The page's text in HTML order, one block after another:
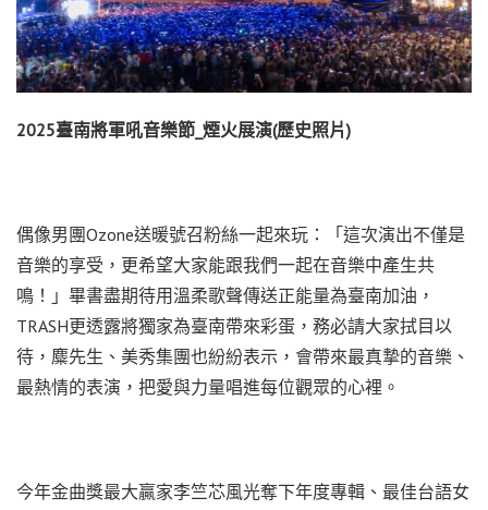
2025臺南將軍吼音樂節_煙火展演(歷史照片)
偶像男團Ozone送暖號召粉絲一起來玩：「這次演出不僅是
音樂的享受，更希望大家能跟我們一起在音樂中產生共
鳴！」畢書盡期待用溫柔歌聲傳送正能量為臺南加油，
TRASH更透露將獨家為臺南帶來彩蛋，務必請大家拭目以
待，麋先生、美秀集團也紛紛表示，會帶來最真摯的音樂、
最熱情的表演，把愛與力量唱進每位觀眾的心裡。
今年金曲獎最大贏家李竺芯風光奪下年度專輯、最佳台語女